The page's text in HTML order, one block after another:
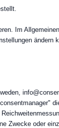
Im
ändern
Zwecke oder